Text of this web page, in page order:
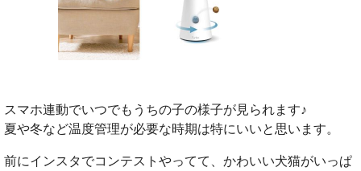
スマホ連動でいつでもうちの子の様子が見られます♪
夏や冬など温度管理が必要な時期は特にいいと思います。
前にインスタでコンテストやってて、かわいい犬猫がいっぱ